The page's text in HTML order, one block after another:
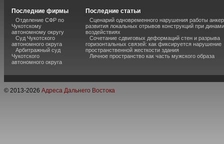
Последние фирмы
Отделение СФР по
Чукотскому
автономному округу
Суд Чукотского
автономного округа
Арбитражный суд
Чукотского
автономного округа
Последние статьи
Сценарий одновременного нарушения работы
развития локальных отрывов конструкций при
воздействиях
Сочетание сдвиговых деформаций стен и разрыва
горизонтальных связей: как фиксируется нарушение
пространственной жесткости здания
Личное пространство как часть мужского образа
© 2013-2026 Адреса Дальнего Востока